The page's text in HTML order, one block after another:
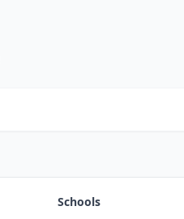
Schools